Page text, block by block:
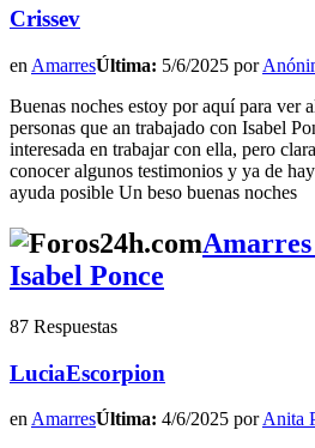
Crissev
en AmarresÚltima: 5/6/2025 por
Buenas noches estoy por aquí para ver
personas que an trabajado con Isabel
interesada en trabajar con ella, pero
conocer algunos testimonios y ya de
ayuda posible Un beso buenas noches
Isabel Ponce
87 Respuestas
LuciaEscorpion
en AmarresÚltima: 4/6/2025 porAnita